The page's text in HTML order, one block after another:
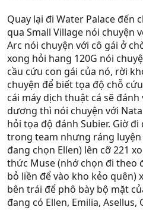
Quay lại đi Water Palace đến
qua Small Village nói chuyện
Arc nói chuyện với cô gái ở
xong hỏi hang 120G nói
cầu cứu con gái của nó, rời
chuyện để biết tọa độ chỗ
cái máy dịch thuật cá sẽ đánh
dương thì nói chuyện với
hỏi tọa độ đánh Subier. Giờ
trong team nhưng ráng luyện
đang chọn Ellen) lên cỡ 221
thức Muse (nhớ chọn đi theo
bỏ liền để vào kho kẻo quên)
bên trái để phô bày bộ mặt
đang có Ellen, Emilia, Asellus,